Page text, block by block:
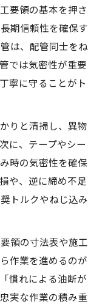
要領の基本を押さ
期信頼性を確保す
は、配管同士をね
では気密性が重要
寧に守ることがト
りと清掃し、異物
に、テープやシー
時の気密性を確保
や、逆に締め不足
トルクやねじ込み
領の寸法表や施工
作業を進めるのが
慣れによる油断が
実な作業の積み重